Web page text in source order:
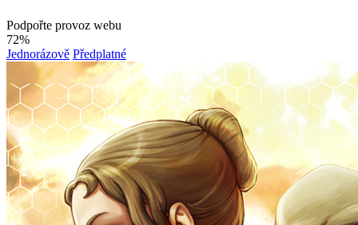
Podpořte provoz webu
72%
Jednorázově Předplatné